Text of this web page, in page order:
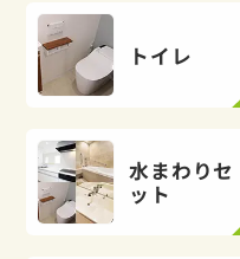
トイレ
水まわりセ
ット